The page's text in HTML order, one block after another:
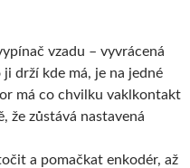
vzadu – vyvrácená
drží kde má, je na jedné
má co chvilku vaklkontakt
že zůstává nastavená
a pomačkat enkodér, až